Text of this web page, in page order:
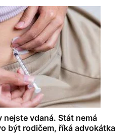
vdaná. Stát nemá
být rodičem, říká advokátka